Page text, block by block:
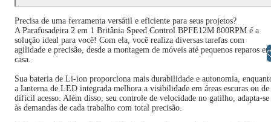
Precisa de uma ferramenta versátil e eficiente para seus projetos?
A Parafusadeira 2 em 1 Britânia Speed Control BPFE12M 800RPM é a
solução ideal para você! Com ela, você realiza diversas tarefas com
agilidade e precisão, desde a montagem de móveis até pequenos reparos
casa.
Sua bateria de Li-ion proporciona mais durabilidade e autonomia,
a lanterna de LED integrada melhora a visibilidade em áreas escuras ou de
difícil acesso. Além disso, seu controle de velocidade no gatilho, adapta-se
às demandas de cada trabalho com total precisão.
Libras